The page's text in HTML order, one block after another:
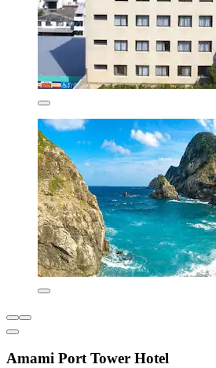
Amami Port Tower Hotel